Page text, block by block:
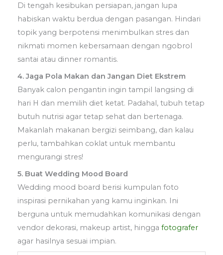
Di tengah kesibukan persiapan, jangan lupa
habiskan waktu berdua dengan pasangan. Hindari
topik yang berpotensi menimbulkan stres dan
nikmati momen kebersamaan dengan ngobrol
santai atau dinner romantis.
4. Jaga Pola Makan dan Jangan Diet Ekstrem
Banyak calon pengantin ingin tampil langsing di
hari H dan memilih diet ketat. Padahal, tubuh tetap
butuh nutrisi agar tetap sehat dan bertenaga.
Makanlah makanan bergizi seimbang, dan kalau
perlu, tambahkan coklat untuk membantu
mengurangi stres!
5. Buat Wedding Mood Board
Wedding mood board berisi kumpulan foto
inspirasi pernikahan yang kamu inginkan. Ini
berguna untuk memudahkan komunikasi dengan
vendor dekorasi, makeup artist, hingga fotografer
agar hasilnya sesuai impian.